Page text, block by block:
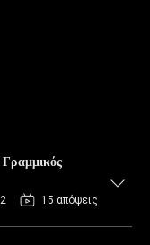
15 απόψεις